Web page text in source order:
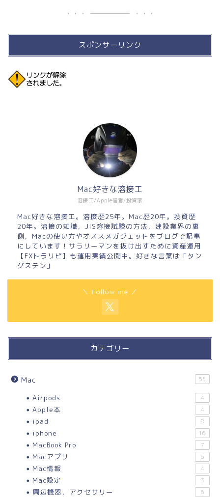
スポンサーリンク
溶接工/Apple信者/投資家
Mac好きな溶接工
Mac好きな溶接工。溶接歴25年。Mac歴20年。投資歴
20年。溶接の知識，JIS溶接試験の方法，建設業界の裏
側，Macの使い方やオススメガジェットをブログで記事
にしています！サラリーマンを抜け出すために資産運用
【FXトラリピ】も運用実績公開中。好きな言葉は「タン
グステン」
＼ Follow me ／
カテゴリー
Mac 55
Airpods 4
Apple本 4
ipad 8
iphone 16
MacBook Pro 7
Macアプリ 6
Mac情報 4
Mac設定 3
周辺機器，アクセサリー 6